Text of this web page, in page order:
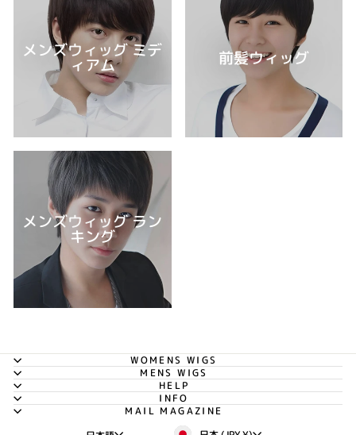
メンズウィッグ ミデ
ィアム 前髪ウィッグ
メンズウィッグ ラン
キング
WOMENS WIGS
MENS WIGS
HELP
INFO
MAIL MAGAZINE